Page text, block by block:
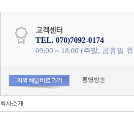
TEL. 070)7092-0174
09:00 ~ 18:00 (주말, 공휴일
통영방송
회사소개